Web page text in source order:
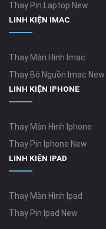
Thay Pin Laptop New
LINH KIỆN IMAC
Thay Màn Hình Imac
Thay Bộ Nguồn Imac New
LINH KIỆN IPHONE
Thay Màn Hình Iphone
Thay Pin Iphone New
LINH KIỆN IPAD
Thay Màn Hình Ipad
Thay Pin Ipad New